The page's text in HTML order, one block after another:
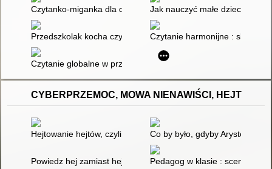
Czytanko-miganka dla dzieci niemówiących. Cz. 1
Jak nauczyć małe dziecko
Przedszkolak kocha czytać : czytanie symultaniczne
Czytanie harmonijne :
Czytanie globalne w przedszkolu : jak to robić?
CYBERPRZEMOC, MOWA NIENAWIŚCI, HEJT
Hejtowanie hejtów, czyli jak radzimy sobie z mową nienawiści
Co by było, gdyby Arystofanes
Powiedz hej zamiast hejt : scenariusz zajęć na temat
Pedagog w klasie :